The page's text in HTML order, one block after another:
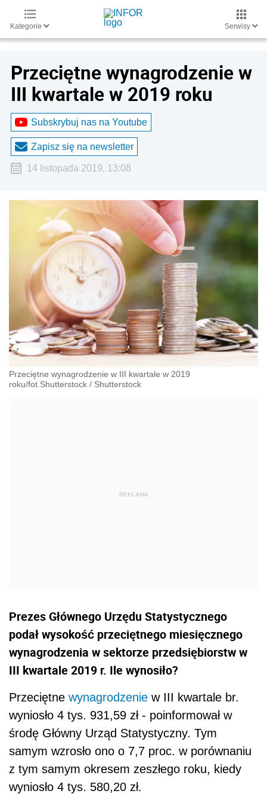
Kategorie Serwisy
Przeciętne wynagrodzenie w
III kwartale w 2019 roku
Subskrybuj nas na Youtube
Zapisz się na newsletter
14 listopada 2019, 13:08
Przeciętne wynagrodzenie w III kwartale w 2019
roku/fot.Shutterstock / Shutterstock
Prezes Głównego Urzędu Statystycznego
podał wysokość przeciętnego miesięcznego
wynagrodzenia w sektorze przedsiębiorstw w
III kwartale 2019 r. Ile wynosiło?
Przeciętne wynagrodzenie w III kwartale br.
wyniosło 4 tys. 931,59 zł - poinformował w
środę Główny Urząd Statystyczny. Tym
samym wzrosło ono o 7,7 proc. w porównaniu
z tym samym okresem zeszłego roku, kiedy
wyniosło 4 tys. 580,20 zł.